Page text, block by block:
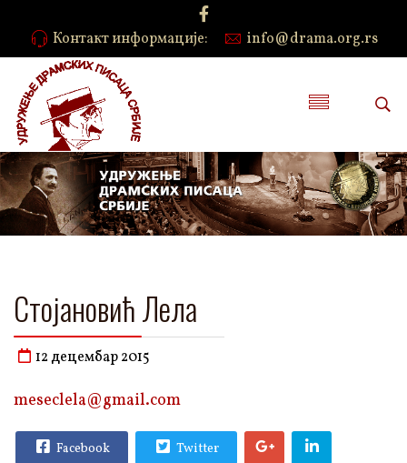
Контакт информације: info@drama.org.rs
Стојановић Лела
12 децембар 2015
meseclela@gmail.com
Facebook Twitter